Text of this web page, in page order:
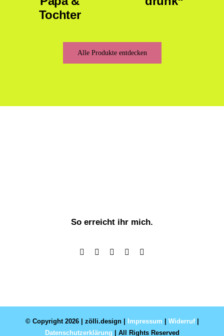
Tochter
Alle Produkte entdecken
So erreicht ihr mich.
© Copyright 2026 | zölli.design | Impressum | Widerruf|
Datenschutzerklärung | All Rights Reserved